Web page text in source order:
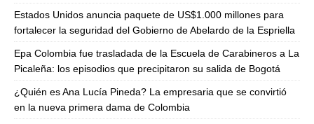
Estados Unidos anuncia paquete de US$1.000 millones para
fortalecer la seguridad del Gobierno de Abelardo de la Espriella
Epa Colombia fue trasladada de la Escuela de Carabineros a La
Picaleña: los episodios que precipitaron su salida de Bogotá
¿Quién es Ana Lucía Pineda? La empresaria que se convirtió
en la nueva primera dama de Colombia